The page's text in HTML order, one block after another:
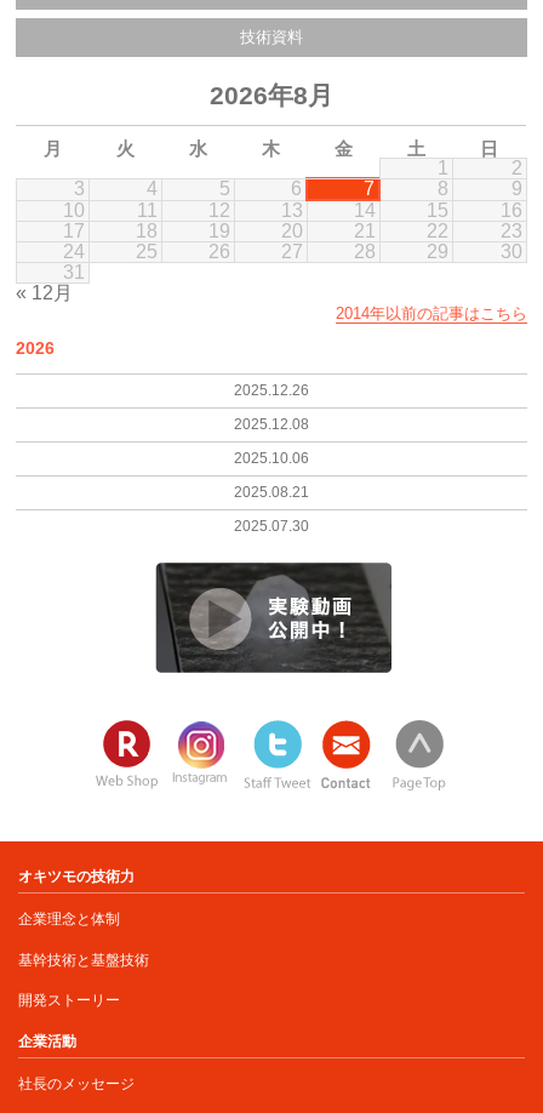
技術資料
2026年8月
月 火 水 木 金 土
日
1
2
3
4 5 6 7 8
9
10
11 12 13 14 15
16
17
18 19 20 21 22
23
24
25 26 27 28 29
30
31
« 12月
2014年以前の記事はこちら
2026
2025.12.26
2025.12.08
2025.10.06
2025.08.21
2025.07.30
オキツモの技術力
企業理念と体制
基幹技術と基盤技術
開発ストーリー
企業活動
社長のメッセージ